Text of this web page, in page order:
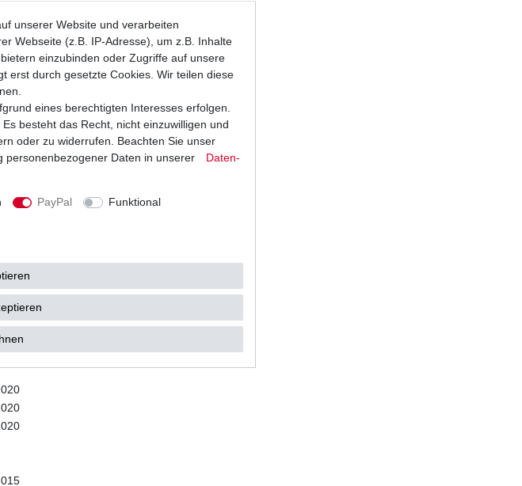
unserer Website und verarbeiten
Webseite (z.B. IP-Adresse), um z.B. Inhalte
einzubinden oder Zugriffe auf unsere
erst durch gesetzte Cookies. Wir teilen diese
eines berechtigten Interesses erfolgen.
besteht das Recht, nicht einzuwilligen und
oder zu widerrufen. Beachten Sie unser
personenbezogener Daten in unserer
Daten­
PayPal
Funktional